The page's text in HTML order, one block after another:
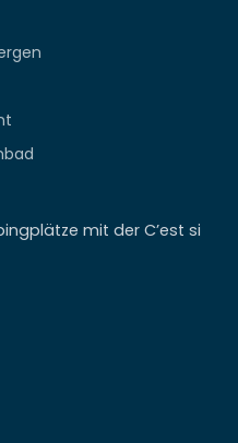
mit der C’est si